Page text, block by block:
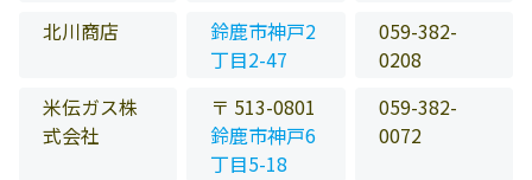
北川商店
鈴鹿市神戸2
丁目2-47
059-382-
0208
米伝ガス株
式会社
〒 513-0801
鈴鹿市神戸6
丁目5-18
059-382-
0072